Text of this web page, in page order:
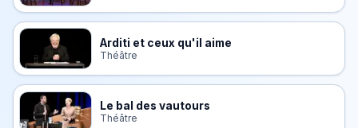
Arditi et ceux qu'il aime
Théâtre
Le bal des vautours
Théâtre